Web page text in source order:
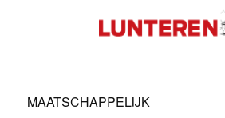
MAATSCHAPPELIJK